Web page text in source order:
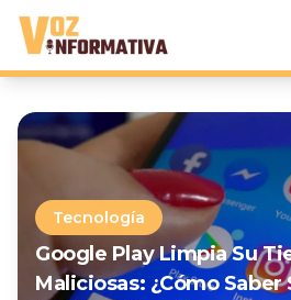
Tecnología
Google Play Limpia Su
Maliciosas: ¿Cómo